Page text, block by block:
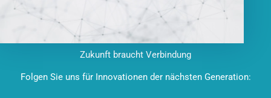
Zukunft braucht Verbindung
Folgen Sie uns für Innovationen der nächsten Generation: